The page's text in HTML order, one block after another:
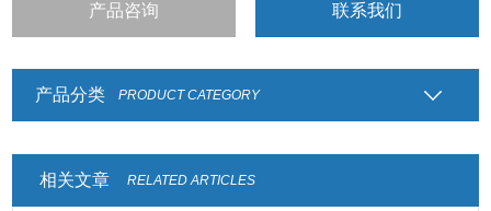
产品咨询 联系我们
产品分类 PRODUCT CATEGORY
相关文章 RELATED ARTICLES